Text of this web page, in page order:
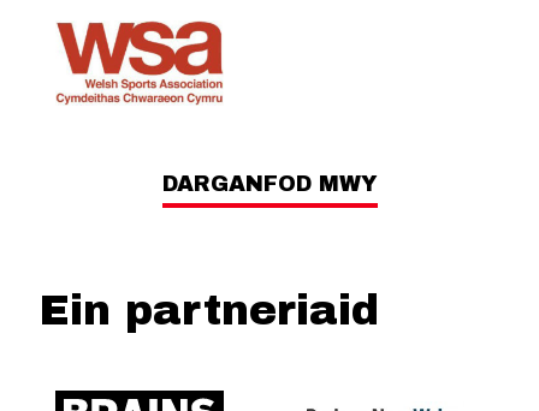
DARGANFOD MWY
Ein partneriaid